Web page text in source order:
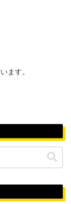
ます。